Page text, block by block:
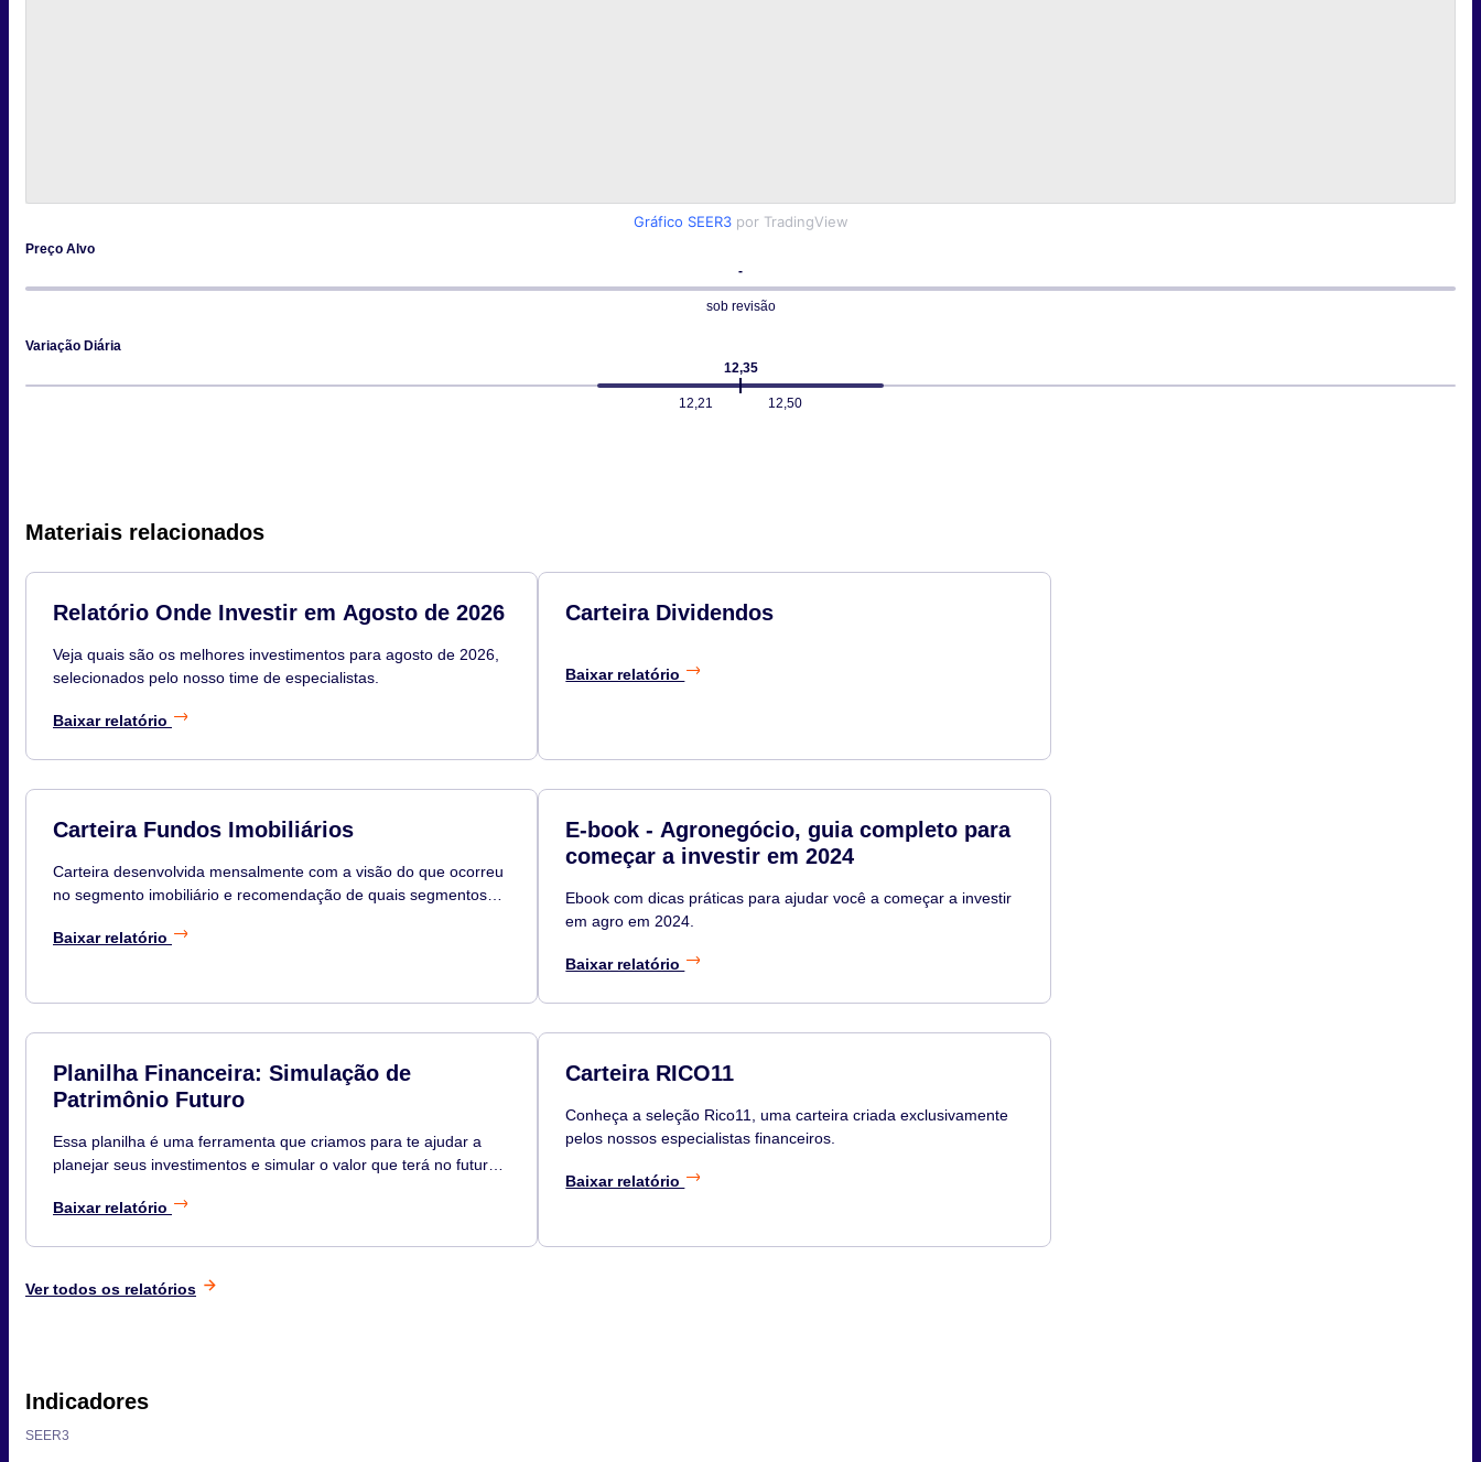
Gráfico SEER3 por TradingView
Preço Alvo
-
sob revisão
Variação Diária
12,35
12,21 12,50
Materiais relacionados
Relatório Onde Investir em Agosto de 2026
Veja quais são os melhores investimentos para agosto de 2026,
selecionados pelo nosso time de especialistas.
Baixar relatório
Carteira Dividendos
Baixar relatório
Carteira Fundos Imobiliários
Carteira desenvolvida mensalmente com a visão do que ocorreu
no segmento imobiliário e recomendação de quais segmentos
os principais ativos do segmento para compor a sua posição.
Baixar relatório
E-book - Agronegócio, guia completo para
começar a investir em 2024
Ebook com dicas práticas para ajudar você a começar a investir
em agro em 2024.
Baixar relatório
Planilha Financeira: Simulação de
Patrimônio Futuro
Essa planilha é uma ferramenta que criamos para te ajudar a
planejar seus investimentos e simular o valor que terá no futuro,
Baixar relatório
Carteira RICO11
Conheça a seleção Rico11, uma carteira criada exclusivamente
pelos nossos especialistas financeiros.
Baixar relatório
Ver todos os relatórios
Indicadores
SEER3